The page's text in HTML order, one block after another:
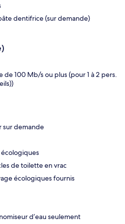
dentifrice (sur demande)
de 100 Mb/s ou plus (pour 1 à 2 pers.
sur demande
de toilette en vrac
écologiques fournis
d’eau seulement